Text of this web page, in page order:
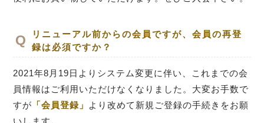
リニューアル前からの会員ですが、会員の再登
録は必須ですか？
2021年8月19日よりシステム変更に伴い、これまでの会
員情報はご利用いただけなくなりました。大変お手数で
すが 「会員登録」 より改めて新規ご登録の手続きをお願
いします。